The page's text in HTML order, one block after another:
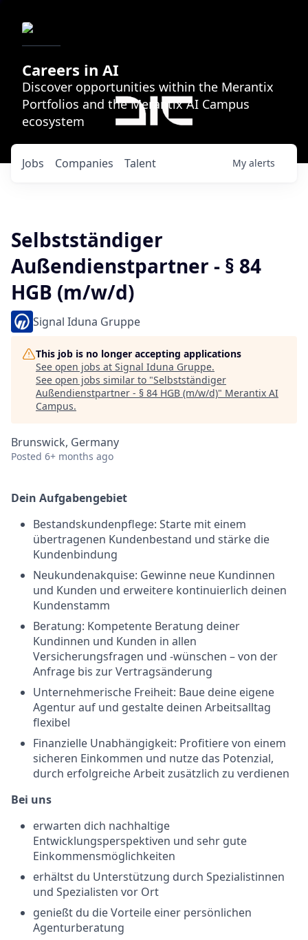
Careers in AI
Discover opportunities within the Merantix
Portfolios and the Merantix AI Campus
ecosystem
Jobs Companies Talent My alerts
Selbstständiger
Außendienstpartner - § 84
HGB (m/w/d)
Signal Iduna Gruppe
This job is no longer accepting applications
See open jobs at Signal Iduna Gruppe.
See open jobs similar to "Selbstständiger
Außendienstpartner - § 84 HGB (m/w/d)" Merantix AI
Campus.
Brunswick, Germany
Posted 6+ months ago
Dein Aufgabengebiet
Bestandskundenpflege: Starte mit einem
übertragenen Kundenbestand und stärke die
Kundenbindung
Neukundenakquise: Gewinne neue Kundinnen
und Kunden und erweitere kontinuierlich deinen
Kundenstamm
Beratung: Kompetente Beratung deiner
Kundinnen und Kunden in allen
Versicherungsfragen und -wünschen – von der
Anfrage bis zur Vertragsänderung
Unternehmerische Freiheit: Baue deine eigene
Agentur auf und gestalte deinen Arbeitsalltag
flexibel
Finanzielle Unabhängigkeit: Profitiere von einem
sicheren Einkommen und nutze das Potenzial,
durch erfolgreiche Arbeit zusätzlich zu verdienen
Bei uns
erwarten dich nachhaltige
Entwicklungsperspektiven und sehr gute
Einkommensmöglichkeiten
erhältst du Unterstützung durch Spezialistinnen
und Spezialisten vor Ort
genießt du die Vorteile einer persönlichen
Agenturberatung